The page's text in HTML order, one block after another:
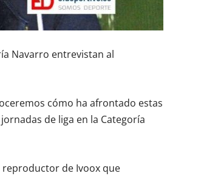
Navarro entrevistan al
cómo ha afrontado estas
de liga en la Categoría
reproductor de Ivoox que